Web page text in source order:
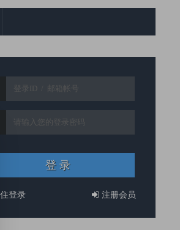
统源码为一体的资源分享学习平台！
提高源码质量是源码分享站的宗旨！
）做有态度的源码分享学习平台！
注册会员
登录